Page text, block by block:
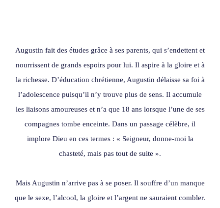
Augustin fait des études grâce à ses parents, qui s’endettent et
nourrissent de grands espoirs pour lui. Il aspire à la gloire et à
la richesse. D’éducation chrétienne, Augustin délaisse sa foi à
l’adolescence puisqu’il n’y trouve plus de sens. Il accumule
les liaisons amoureuses et n’a que 18 ans lorsque l’une de ses
compagnes tombe enceinte. Dans un passage célèbre, il
implore Dieu en ces termes : « Seigneur, donne-moi la
chasteté, mais pas tout de suite ».
Mais Augustin n’arrive pas à se poser. Il souffre d’un manque
que le sexe, l’alcool, la gloire et l’argent ne sauraient combler.